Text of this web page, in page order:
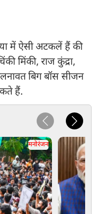
में ऐसी अटकलें हैं की
मिंकी, राज कुंद्रा,
बिग बॉस सीजन
हैं.
मनोरंजन